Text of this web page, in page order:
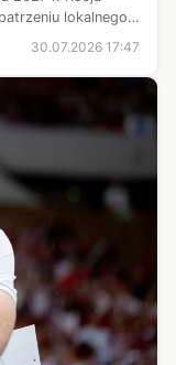
lokalnego
30.07.2026 17:47